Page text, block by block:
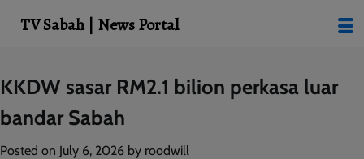
Skip
to
content
KKDW sasar RM2.1 bilion perkasa luar
bandar Sabah
Posted on July 6, 2026 by roodwill
TV Sabah | News Portal